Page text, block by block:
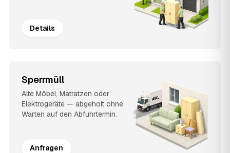
Details
Sperrmüll
Alte Möbel, Matratzen oder
Elektrogeräte — abgeholt ohne
Warten auf den Abfuhrtermin.
Anfragen